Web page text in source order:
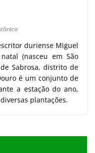
duriense Miguel
(nasceu em São
Sabrosa, distrito de
é um conjunto de
a estação do ano,
plantações.